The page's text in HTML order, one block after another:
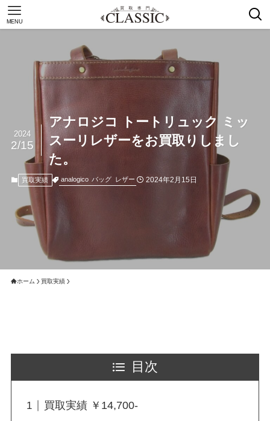
MENU
アナロジコ トートリュック ミッ
スーリレザーをお買取りしまし
た。
2024
2/15
買取実績 analogico バッグ レザー 2024年2月15日
ホーム 買取実績
目次
買取実績 ￥14,700-